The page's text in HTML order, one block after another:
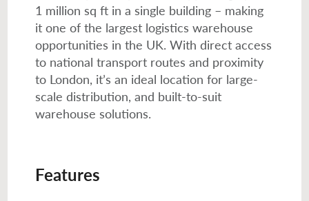
1 million sq ft in a single building – making
it one of the largest logistics warehouse
opportunities in the UK. With direct access
to national transport routes and proximity
to London, it’s an ideal location for large-
scale distribution, and built-to-suit
warehouse solutions.
Features